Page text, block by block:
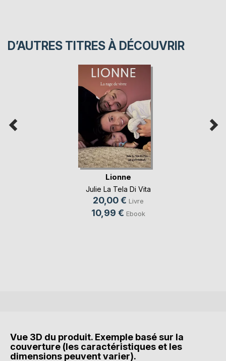
D’AUTRES TITRES À DÉCOUVRIR
Lionne
Julie La Tela Di Vita
20,00 € Livre
10,99 € Ebook
Vue 3D du produit. Exemple basé sur la
couverture (les caractéristiques et les
dimensions peuvent varier).